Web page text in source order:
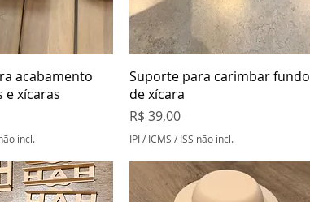
rápida
acabamento
e xícaras
incl.
Visualização rápida
Suporte para carimbar fundo
de xícara
Preço
R$ 39,00
IPI / ICMS / ISS não incl.